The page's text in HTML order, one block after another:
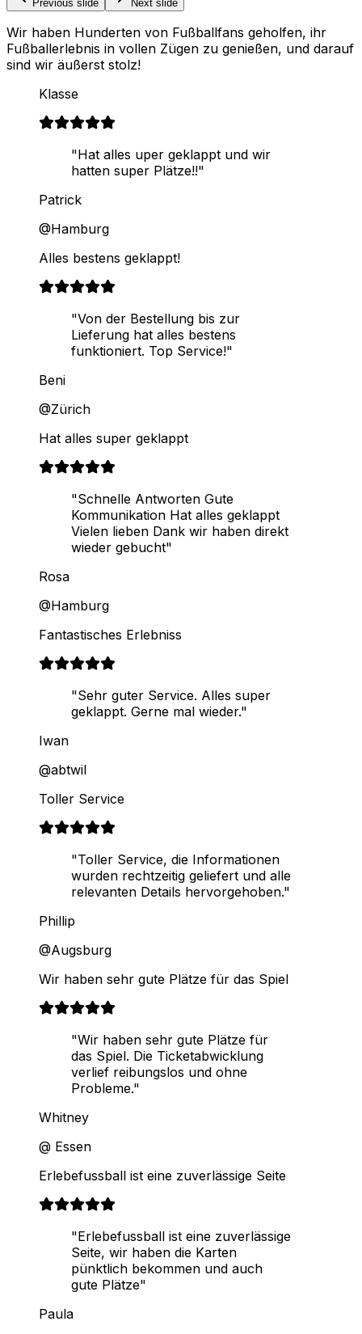
Previous slide Next slide
Wir haben Hunderten von Fußballfans geholfen, ihr
Fußballerlebnis in vollen Zügen zu genießen, und darauf
sind wir äußerst stolz!
Klasse
"Hat alles uper geklappt und wir
hatten super Plätze!!"
Patrick
@Hamburg
Alles bestens geklappt!
"Von der Bestellung bis zur
Lieferung hat alles bestens
funktioniert. Top Service!"
Beni
@Zürich
Hat alles super geklappt
"Schnelle Antworten Gute
Kommunikation Hat alles geklappt
Vielen lieben Dank wir haben direkt
wieder gebucht"
Rosa
@Hamburg
Fantastisches Erlebniss
"Sehr guter Service. Alles super
geklappt. Gerne mal wieder."
Iwan
@abtwil
Toller Service
"Toller Service, die Informationen
wurden rechtzeitig geliefert und alle
relevanten Details hervorgehoben."
Phillip
@Augsburg
Wir haben sehr gute Plätze für das Spiel
"Wir haben sehr gute Plätze für
das Spiel. Die Ticketabwicklung
verlief reibungslos und ohne
Probleme."
Whitney
@ Essen
Erlebefussball ist eine zuverlässige Seite
"Erlebefussball ist eine zuverlässige
Seite, wir haben die Karten
pünktlich bekommen und auch
gute Plätze"
Paula